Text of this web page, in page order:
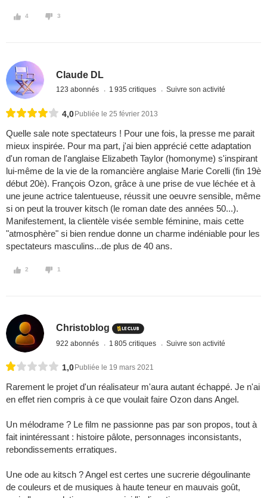
4 3
Claude DL
123 abonnés 1 935 critiques Suivre son activité
4,0 Publiée le 25 février 2013
Quelle sale note spectateurs ! Pour une fois, la presse me parait
mieux inspirée. Pour ma part, j'ai bien apprécié cette adaptation
d'un roman de l'anglaise Elizabeth Taylor (homonyme) s'inspirant
lui-même de la vie de la romancière anglaise Marie Corelli (fin 19è
début 20è). François Ozon, grâce à une prise de vue léchée et à
une jeune actrice talentueuse, réussit une oeuvre sensible, même
si on peut la trouver kitsch (le roman date des années 50...).
Manifestement, la clientèle visée semble féminine, mais cette
"atmosphère" si bien rendue donne un charme indéniable pour les
spectateurs masculins...de plus de 40 ans.
2 1
Christoblog
922 abonnés 1 805 critiques Suivre son activité
1,0 Publiée le 19 mars 2021
Rarement le projet d'un réalisateur m'aura autant échappé. Je n'ai
en effet rien compris à ce que voulait faire Ozon dans Angel.
Un mélodrame ? Le film ne passionne pas par son propos, tout à
fait inintéressant : histoire pâlote, personnages inconsistants,
rebondissements erratiques.
Une ode au kitsch ? Angel est certes une sucrerie dégoulinante
de couleurs et de musiques à haute teneur en mauvais goût,